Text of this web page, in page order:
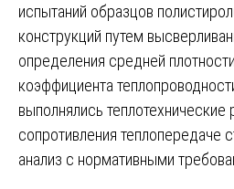
испытаний образцов
конструкций путем
определения средней
коэффициента
выполнялись
сопротивления теплопередаче
анализ с нормативными